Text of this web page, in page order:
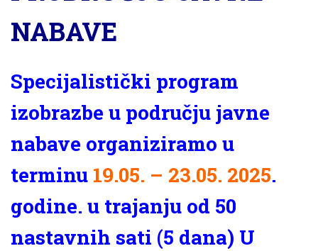
NABAVE
Specijalistički program
izobrazbe u području javne
nabave organiziramo u
terminu 19.05. – 23.05. 2025.
godine. u trajanju od 50
nastavnih sati (5 dana) U